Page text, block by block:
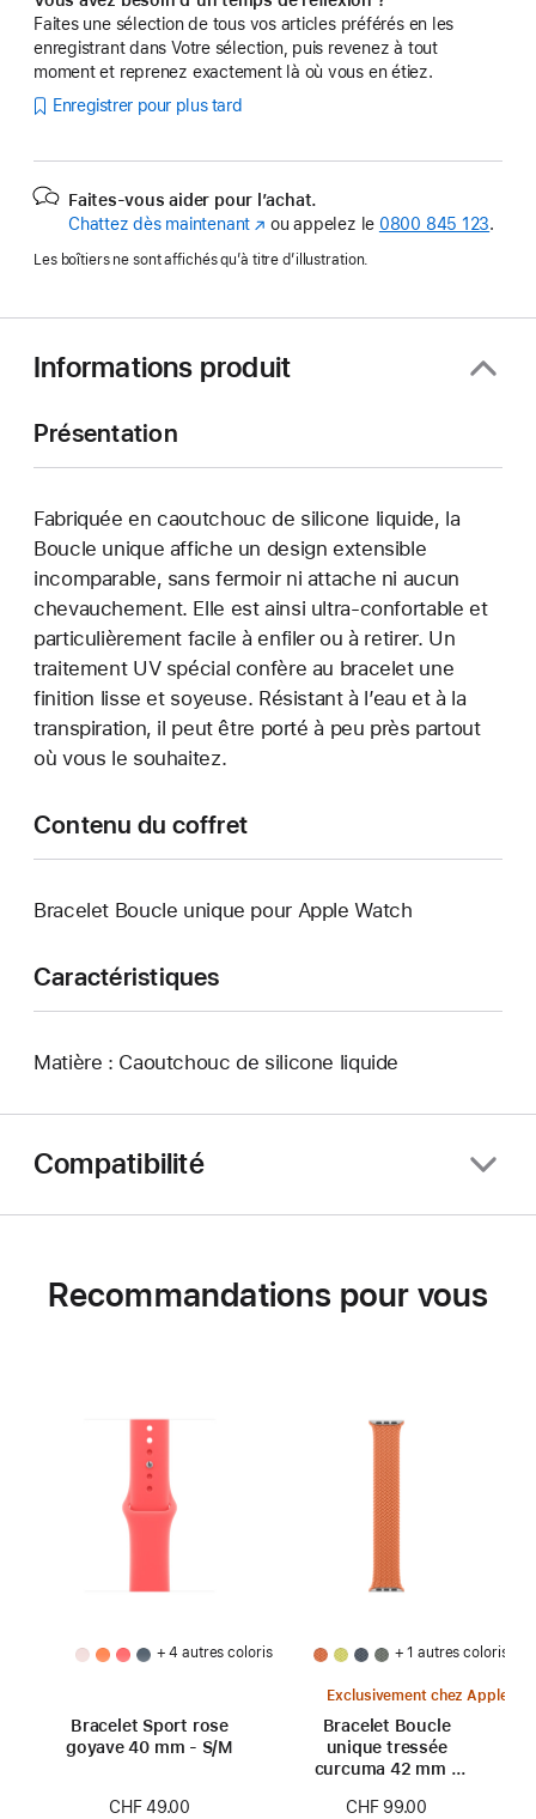
Faites une sélection de tous vos articles préférés en les
enregistrant dans Votre sélection, puis revenez à tout
moment et reprenez exactement là où vous en étiez.
Enregistrer pour plus tard
Faites-vous aider pour l’achat.
Chattez dès maintenant (s’ouvre
une
fenêtre)
ou appelez le 0800 845 123.
Les boîtiers ne sont affichés qu’à titre d’illustration.
Informations produit
Présentation
Fabriquée en caoutchouc de silicone liquide, la
Boucle unique affiche un design extensible
incomparable, sans fermoir ni attache ni aucun
chevauchement. Elle est ainsi ultra-confortable et
particulièrement facile à enfiler ou à retirer. Un
traitement UV spécial confère au bracelet une
finition lisse et soyeuse. Résistant à l’eau et à la
transpiration, il peut être porté à peu près partout
où vous le souhaitez.
Contenu du coffret
Bracelet Boucle unique pour Apple Watch
Caractéristiques
Matière : Caoutchouc de silicone liquide
Compatibilité
Recommandations pour vous
+ 4 autres coloris
Bracelet Sport rose
goyave 40 mm - S/M
CHF 49.00
+ 1 autres coloris
Exclusivement chez Apple
Bracelet Boucle
unique tressée
curcuma 42 mm -
CHF 99.00